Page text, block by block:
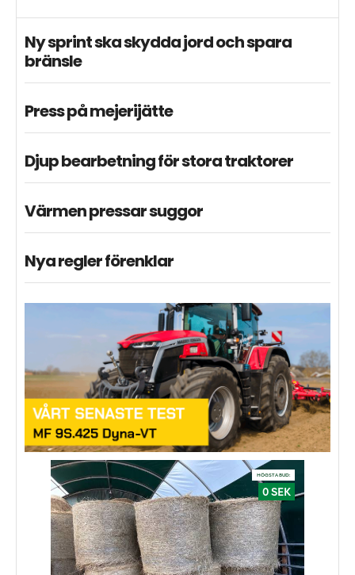
Ny sprint ska skydda jord och spara
bränsle
Press på mejerijätte
Djup bearbetning för stora traktorer
Värmen pressar suggor
Nya regler förenklar